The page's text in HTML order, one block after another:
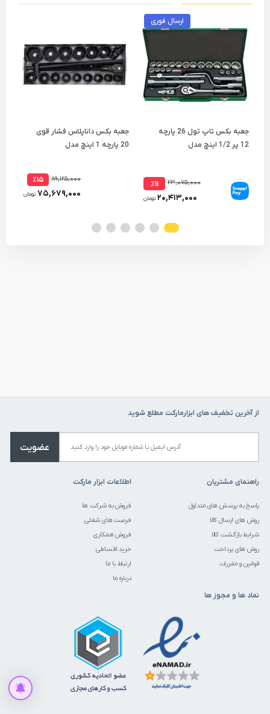
ارسال فوری
جعبه بکس تاپ تول 26 پارچه
12 پر 1/2 اینچ مدل
۲۳,۰۷۵,۰۰۰ ٪۱۱
۲۰,۴۱۳,۰۰۰ تومان
جعبه بکس داناپلاس فشار قوی
20 پارچه 1 اینچ مدل
۸۹,۱۲۵,۰۰۰ ٪۱۵
۷۵,۶۷۹,۰۰۰ تومان
از آخرین تخفیف های ابزارمارکت مطلع شوید
عضویت
راهنمای مشتریان
پاسخ به پرسش های متداول
روش های ارسال کالا
شرایط بازگشت کالا
روش های پرداخت
قوانین و مقررات
اطلاعات ابزار مارکت
فروش به شرکت ها
فرصت های شغلی
فروش همکاری
خرید اقساطی
ارتباط با ما
درباره ما
نماد ها و مجوز ها
متاسفانه این کالا در حال حاضر موجود نیست